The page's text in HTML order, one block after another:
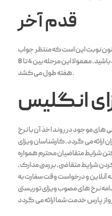
قدم آخر
قبل اکنون نوبت این است که منتظر جواب
درخواست ویزای انگلستان خود باشید. معمولا این مرحله بین 4 تا 8
هفته طول می کشد.
انگلیس
موجود در روند اخذ آن با نرخ
می گردد. کارشناسان ویزای
شرایط متقاضیان محترم همواره
شرایط متقاضی، بررسی مدارک،
آنلاین و درخواست وقت سفارت به
نرخ های مصوب ویزای توریستی